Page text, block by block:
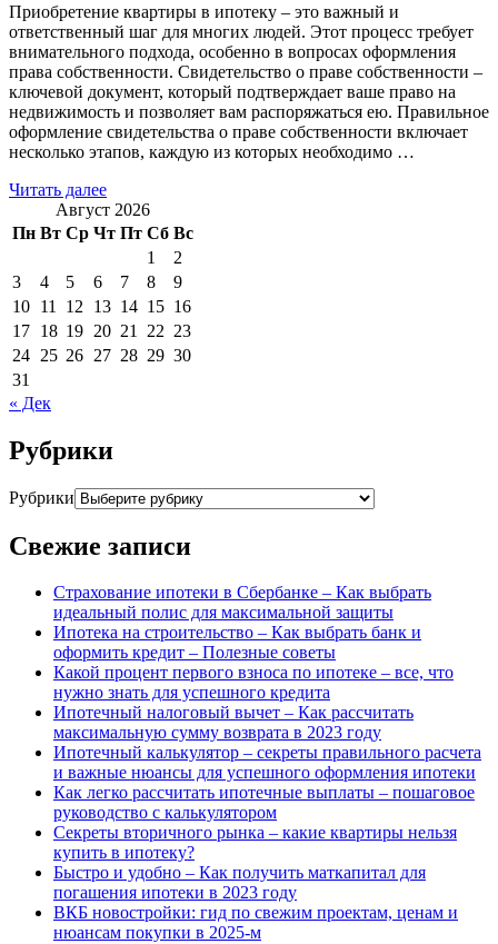
Приобретение квартиры в ипотеку – это важный и
ответственный шаг для многих людей. Этот процесс требует
внимательного подхода, особенно в вопросах оформления
права собственности. Свидетельство о праве собственности –
ключевой документ, который подтверждает ваше право на
недвижимость и позволяет вам распоряжаться ею. Правильное
оформление свидетельства о праве собственности включает
несколько этапов, каждую из которых необходимо …
Читать далее
Август 2026
Пн Вт Ср Чт Пт Сб Вс
1
2
3
4 5 6 7 8
9
10 11 12 13 14 15 16
17 18 19 20 21 22 23
24 25 26 27 28 29 30
31
« Дек
Рубрики
Рубрики
Свежие записи
Страхование ипотеки в Сбербанке – Как выбрать
идеальный полис для максимальной защиты
Ипотека на строительство – Как выбрать банк и
оформить кредит – Полезные советы
Какой процент первого взноса по ипотеке – все, что
нужно знать для успешного кредита
Ипотечный налоговый вычет – Как рассчитать
максимальную сумму возврата в 2023 году
Ипотечный калькулятор – секреты правильного расчета
и важные нюансы для успешного оформления ипотеки
Как легко рассчитать ипотечные выплаты – пошаговое
руководство с калькулятором
Секреты вторичного рынка – какие квартиры нельзя
купить в ипотеку?
Быстро и удобно – Как получить маткапитал для
погашения ипотеки в 2023 году
ВКБ новостройки: гид по свежим проектам, ценам и
нюансам покупки в 2025-м